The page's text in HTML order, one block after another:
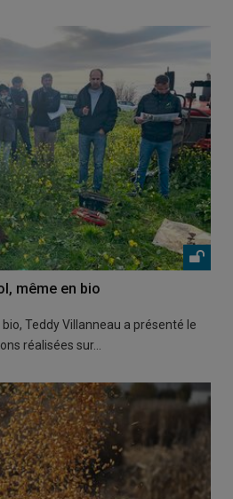
même en bio
Teddy Villanneau a présenté le
réalisées sur…